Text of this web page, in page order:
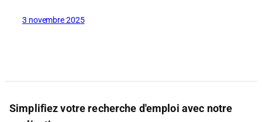
3 novembre 2025